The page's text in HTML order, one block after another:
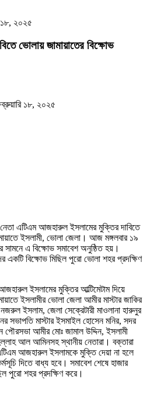
১৮, ২০২৫
ভোলায় জামায়াতের বিক্ষোভ
১৮, ২০২৫
নেতা এটিএম আজহারুল ইসলামের মুক্তির দাবিতে
ইসলামী, ভোলা জেলা। আজ মঙ্গলবার ১৯
সামনে এ বিক্ষোভ সমাবেশ অনুষ্ঠিত হয়।
একটি বিক্ষোভ মিছিল পুরো ভোলা শহর প্রদক্ষিণ
ইসলামের মুক্তির আল্টিমেটাম দিয়ে
ইসলামীর ভোলা জেলা আমীর মাস্টার জাকির
ইসলাম, জেলা সেক্রেটারী মাওলানা হারুনুর
সভাপতি মাস্টার ইসমাইল হোসেন মনির, সদর
আমীর মোঃ জামাল উদ্দিন, ইসলামী
আল আমিনসহ স্থানীয় নেতারা। বক্তারা
আজহারুল ইসলামকে মুক্তি দেয়া না হলে
দিতে বাধ্য হবে। সমাবেশ শেষে হাজার
পুরো শহর প্রদক্ষিণ করে।